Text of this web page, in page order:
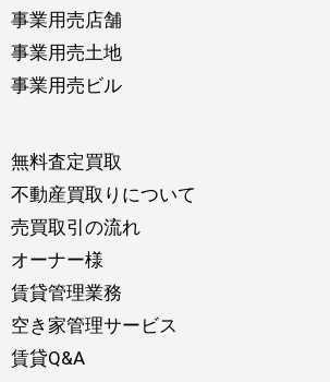
事業用売店舗
事業用売土地
事業用売ビル
無料査定買取
不動産買取りについて
売買取引の流れ
オーナー様
賃貸管理業務
空き家管理サービス
賃貸Q&A